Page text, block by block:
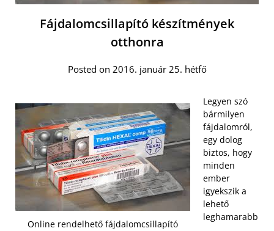
Fájdalomcsillapító készítmények
otthonra
Posted on 2016. január 25. hétfő
Online rendelhető fájdalomcsillapító
Legyen szó
bármilyen
fájdalomról,
egy dolog
biztos, hogy
minden
ember
igyekszik a
lehető
leghamarabb